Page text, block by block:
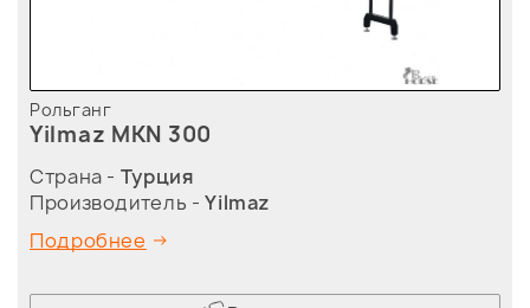
Рольганг
Yilmaz MKN 300
Страна - Турция
Производитель -Yilmaz
Подробнее